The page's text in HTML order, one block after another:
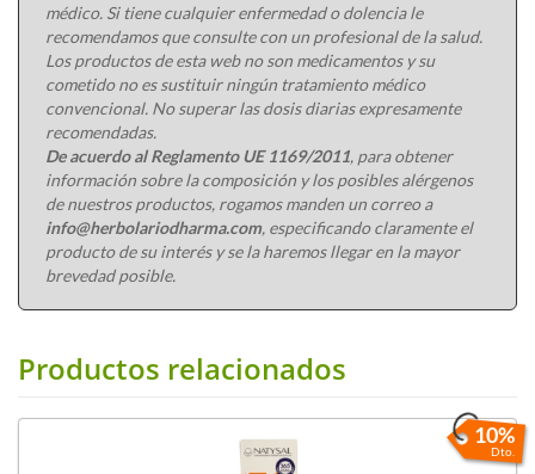
médico. Si tiene cualquier enfermedad o dolencia le
recomendamos que consulte con un profesional de la salud.
Los productos de esta web no son medicamentos y su
cometido no es sustituir ningún tratamiento médico
convencional. No superar las dosis diarias expresamente
recomendadas.
De acuerdo al Reglamento UE 1169/2011, para obtener
información sobre la composición y los posibles alérgenos
de nuestros productos, rogamos manden un correo a
info@herbolariodharma.com, especificando claramente el
producto de su interés y se la haremos llegar en la mayor
brevedad posible.
Productos relacionados
10%
Dto.